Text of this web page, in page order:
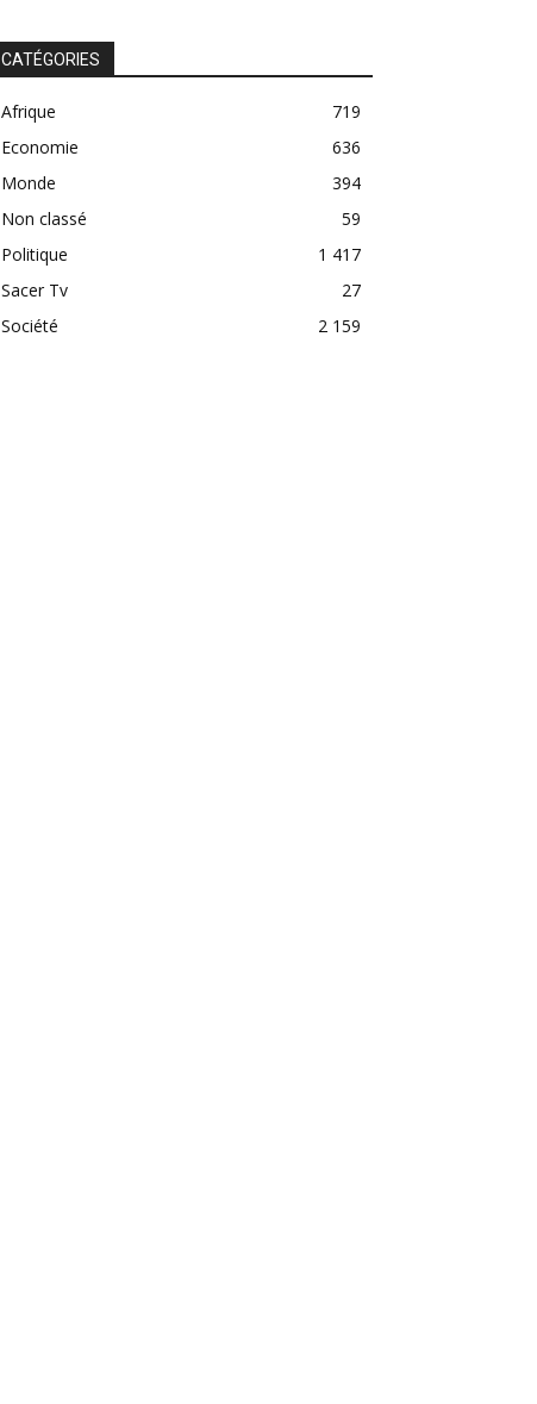
CATÉGORIES
Afrique
719
Economie
636
Monde
394
Non classé
59
Politique
1 417
Sacer Tv
27
Société
2 159